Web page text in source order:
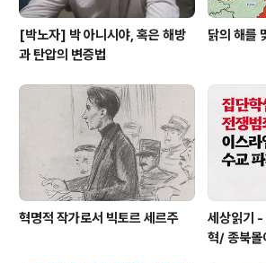
[박노자] 박 아니시야, 혹은 해방
과 탄압의 변증법
닭의 해를
혁명적 작가로서 빅토르 세르주
세상읽기 -
혁/ 종북